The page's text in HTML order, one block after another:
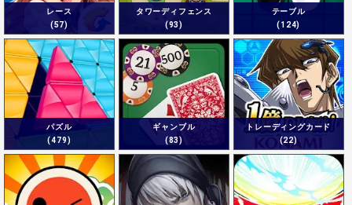
レース
(57)
タワーディフェンス
(93)
テーブル
(124)
パズル
(479)
ギャンブル
(83)
トレーディングカード
(22)